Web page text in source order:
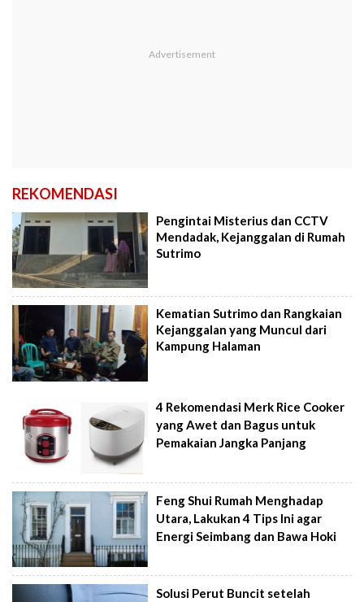
REKOMENDASI
Pengintai Misterius dan CCTV
Mendadak, Kejanggalan di Rumah
Sutrimo
Kematian Sutrimo dan Rangkaian
Kejanggalan yang Muncul dari
Kampung Halaman
4 Rekomendasi Merk Rice Cooker
yang Awet dan Bagus untuk
Pemakaian Jangka Panjang
Feng Shui Rumah Menghadap
Utara, Lakukan 4 Tips Ini agar
Energi Seimbang dan Bawa Hoki
Solusi Perut Buncit setelah